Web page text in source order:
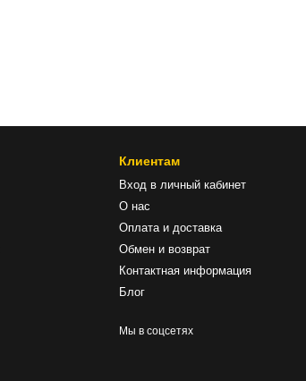
Клиентам
Вход в личный кабинет
О нас
Оплата и доставка
Обмен и возврат
Контактная информация
Блог
Мы в соцсетях